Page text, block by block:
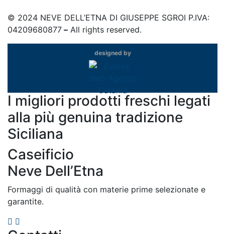
© 2024 NEVE DELL’ETNA DI GIUSEPPE SGROI P.IVA:
04209680877 – All rights reserved.
designed by
I migliori prodotti freschi legati
alla più genuina tradizione
Siciliana
Caseificio
Neve Dell’Etna
Formaggi di qualità con materie prime selezionate e
garantite.